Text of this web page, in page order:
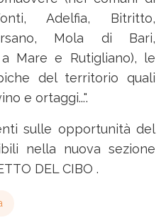
Adelfia, Bitritto,
Mola di Bari,
Mare e Rutigliano), le
del territorio quali
e ortaggi...".
sulle opportunità del
nella nuova sezione
DEL CIBO .